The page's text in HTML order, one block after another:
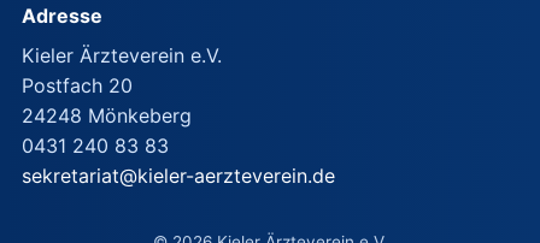
Adresse
Kieler Ärzteverein e.V.
Postfach 20
24248 Mönkeberg
0431 240 83 83
sekretariat@kieler-aerzteverein.de